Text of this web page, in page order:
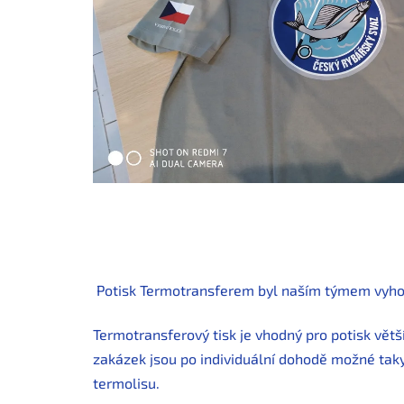
Potisk Termotransferem byl naším týmem
Termotransferový tisk je vhodný pro potisk
zakázek jsou po individuální dohodě možné
termolisu.